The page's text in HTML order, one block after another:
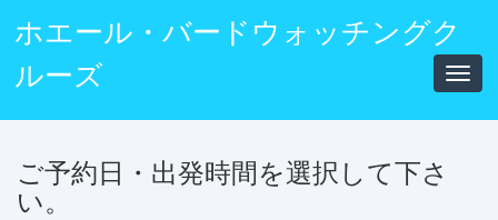
ホエール・バードウォッチングク
ルーズ
ご予約日・出発時間を選択して下さ
い。